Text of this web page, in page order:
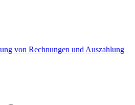
von Rechnungen und Auszahlung